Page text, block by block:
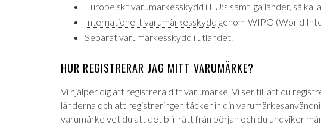
Europeiskt varumärkesskydd i EU:s samtliga länder, så
Internationellt varumärkesskydd genom WIPO (World
Separat varumärkesskydd i utlandet.
HUR REGISTRERAR JAG MITT VARUMÄRKE?
Vi hjälper dig att registrera ditt varumärke. Vi ser till att du
länderna och att registreringen täcker in din
varumärke vet du att det blir rätt från början och du undviker